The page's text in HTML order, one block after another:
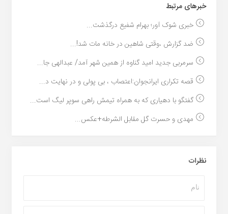
خبر‌های مرتبط
خبری شوک آور؛ بهرام شفیع درگذشت...
ضد گزارش ،وقتی شاهین در خانه مات شد!...
سرمربی جدید امید گناوه از همین شهر آمد/ عبدالهی جا...
قصه تکراری ایرانجوان:اعتصاب ، بی پولی و در نهایت د...
گفتگو با دهیاری که به همراه تیمش راهی سوپر لیگ است...
مهدی و حسرت گل مقابل الشرطه+عکس...
نظرات